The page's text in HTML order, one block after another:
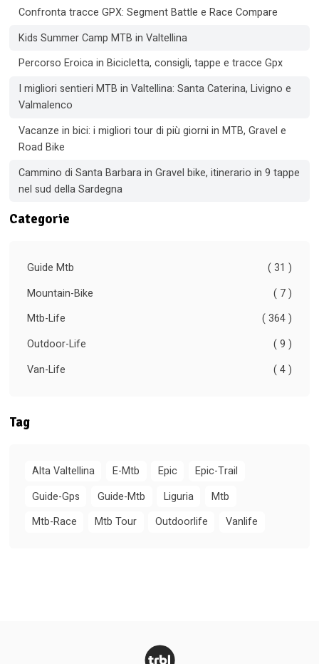
Confronta tracce GPX: Segment Battle e Race Compare
Kids Summer Camp MTB in Valtellina
Percorso Eroica in Bicicletta, consigli, tappe e tracce Gpx
I migliori sentieri MTB in Valtellina: Santa Caterina, Livigno e
Valmalenco
Vacanze in bici: i migliori tour di più giorni in MTB, Gravel e
Road Bike
Cammino di Santa Barbara in Gravel bike, itinerario in 9 tappe
nel sud della Sardegna
Categorie
Guide Mtb
( 31 )
Mountain-Bike
( 7 )
Mtb-Life
( 364 )
Outdoor-Life
( 9 )
Van-Life
( 4 )
Tag
Alta Valtellina E-Mtb Epic
Epic-Trail
Guide-Gps
Guide-Mtb Liguria
Mtb
Mtb-Race
Mtb Tour Outdoorlife Vanlife